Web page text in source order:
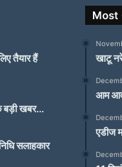
तैयार हैं
बड़ी खबर…
सलाहकार
Most
खाटू
आम
एडीज